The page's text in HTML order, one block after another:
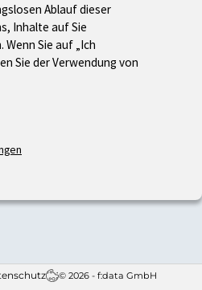
© 2026 - f:data GmbH
Ablauf dieser
Inhalte auf Sie
Sie auf „Ich
Sie der Verwendung von